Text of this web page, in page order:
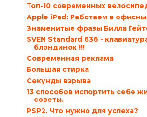
Топ-10 современных
Apple iPad: Работаем в
Знаменитые фразы Билла
SVEN Standard 636 -
блондинок !!!
Современная реклама
Большая стирка
Секунды взрыва
13 способов испортить себе
советы.
PSP2. Что нужно для успеха?